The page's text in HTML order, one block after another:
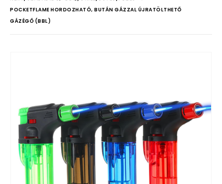
POCKETFLAME HORDOZHATÓ, BUTÁN GÁZZAL ÚJRATÖLTHETŐ
GÁZÉGŐ (BBL)